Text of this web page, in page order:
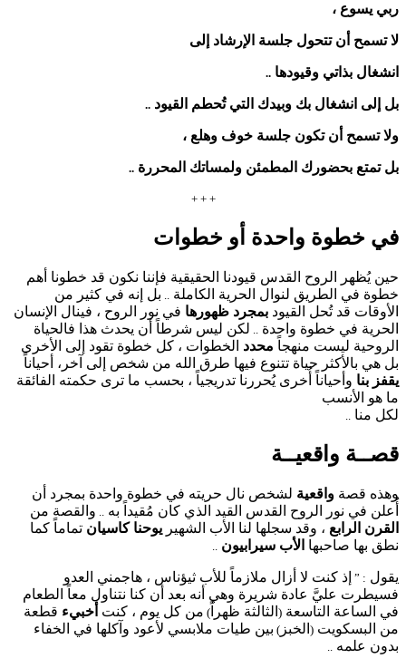
ربي يسوع ،
لا تسمح أن تتحول جلسة الإرشاد إلى
انشغال بذاتي وقيودها ..
بل إلى انشغال بك وبيدك التي تُحطم القيود ..
ولا تسمح أن تكون جلسة خوف وهلع ،
بل تمتع بحضورك المطمئن ولمساتك المحررة ..
+ + +
في خطوة واحدة أو خطوات
حين يُظهر الروح القدس قيودنا الحقيقية فإننا نكون قد خطونا أهم
خطوة في الطريق لنوال الحرية الكاملة .. بل إنه في كثير من
الأوقات قد تُحل القيود بمجرد ظهورها في نور الروح ، فينال الإنسان
الحرية في خطوة واحدة .. لكن ليس شرطاً أن يحدث هذا فالحياة
الروحية ليست منهجاً محدد الخطوات ، كل خطوة تقود إلى الأخرى
بل هي بالأكثر حياة تتنوع فيها طرق الله من شخص إلى آخر، أحياناً
يقفز بنا وأحياناً أُخرى يُحررنا تدريجياً ، بحسب ما ترى حكمته الفائقة
ما هو الأنسب
لكل منا ..
قصــة واقعيــة
وهذه قصة واقعية لشخص نال حريته في خطوة واحدة بمجرد أن
أُعلن في نور الروح القدس القيد الذي كان مُقيداً به
والقصة من
القرن الرابع ، وقد سجلها لنا الأب الشهير يوحنا كاسيان تماماً كما
نطق بها صاحبها الأب سيرابيون
يقول : ” إذ كنت لا أزال ملازماً للأب ثيؤناس ، هاجمني العدو
فسيطرت عليَّ عادة شريرة وهي أنه بعد أن كنا نتناول معاً الطعام
في الساعة التاسعة ( الثالثة ظهراً ) من كل يوم ، كنت أخبيء قطعة
من البسكويت ( الخبز ) بين طيات ملابسي لأعود وآكلها في الخفاء
بدون علمه